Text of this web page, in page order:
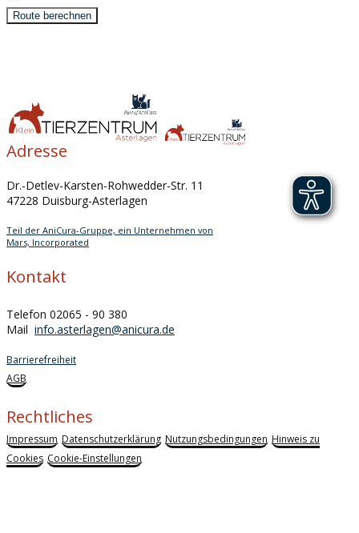
Route berechnen
Adresse
Dr.-Detlev-Karsten-Rohwedder-Str. 11
47228 Duisburg-Asterlagen
Teil der AniCura-Gruppe, ein Unternehmen von
Mars, Incorporated
Kontakt
Telefon 02065 - 90 380
Mail info.asterlagen@anicura.de
Barrierefreiheit
AGB
Rechtliches
Impressum Datenschutzerklärung Nutzungsbedingungen Hinweis zu
Cookies Cookie-Einstellungen